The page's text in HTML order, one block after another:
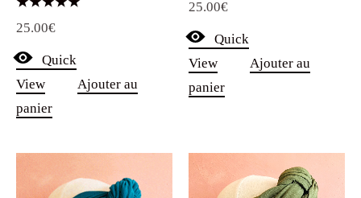
5.00
25.00€
Quick
View
Ajouter au
panier
25.00€
Quick
View
Ajouter au
panier